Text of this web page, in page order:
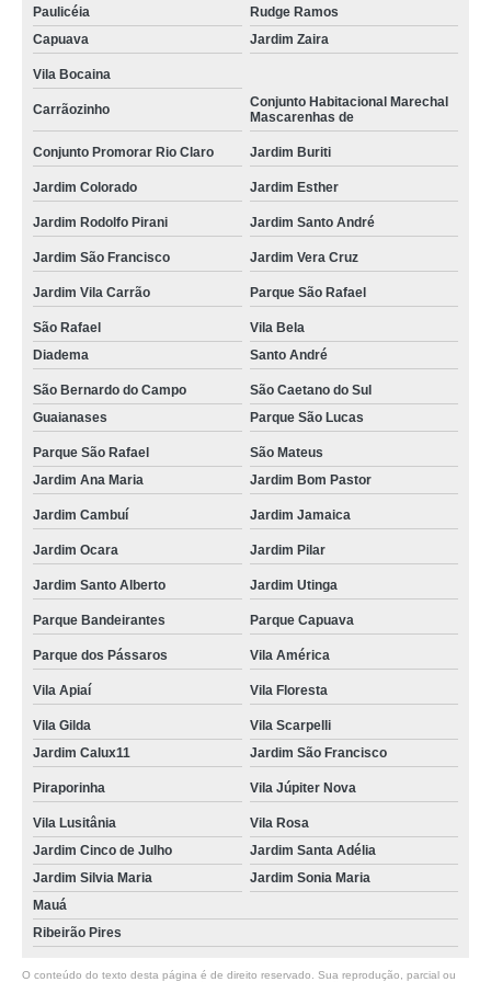
portão automático de correr preços Ferrazópolis
portão automático de correr Jardim Santo Alberto
onde vende portão automático comercial Guaianases
portão automático de correr preços Ferrazópolis
loja de portão automático branco São Mateus
onde vende portão automático de garagem Jardim Cinco de Julho
portão automático para garagem preços Santo André
portão automático duas bandas Capuava
loja de portão automático aço São Caetano do Sul
onde vende portão automático para garagem Vila Júpiter Nova
loja de portão automático aço galvanizado Piraporinha
portão automático branco Jardim Bom Pastor
loja de portão automático de correr Santo André
portões automáticos aço galvanizado São Caetano do Sul
onde vende portão automático garagem São Rafael
onde vende portão automático aço Diadema
onde vende portão automático para garagem Vila Júpiter Nova
portão automático de garagem Jardim Utinga
portão automático deslizante Parque dos Pássaros
portões automáticos de garagem Jardim Santa Adélia
portão automático garagem preços Vila Bela
onde vende portão automático de garagem Jardim Cinco de Julho
Paulicéia
Rudge Ramos
Capuava
Jardim Zaira
Vila Bocaina
Carrãozinho
Conjunto Habitacional Marechal
Mascarenhas de
Conjunto Promorar Rio Claro Jardim Buriti
Jardim Colorado Jardim Esther
Jardim Rodolfo Pirani Jardim Santo André
Jardim São Francisco Jardim Vera Cruz
Jardim Vila Carrão Parque São Rafael
São Rafael
Vila Bela
Diadema
Santo André
São Bernardo do Campo
São Caetano do Sul
Guaianases
Parque São Lucas
Parque São Rafael
São Mateus
Jardim Ana Maria
Jardim Bom Pastor
Jardim Cambuí Jardim Jamaica
Jardim Ocara Jardim Pilar
Jardim Santo Alberto Jardim Utinga
Parque Bandeirantes Parque Capuava
Parque dos Pássaros Vila América
Vila Apiaí Vila Floresta
Vila Gilda
Vila Scarpelli
Jardim Calux11
Jardim São Francisco
Piraporinha Vila Júpiter Nova
Vila Lusitânia
Vila Rosa
Jardim Cinco de Julho
Jardim Santa Adélia
Jardim Silvia Maria
Jardim Sonia Maria
Mauá
Ribeirão Pires
O conteúdo do texto desta página é de direito reservado. Sua reprodução, parcial ou